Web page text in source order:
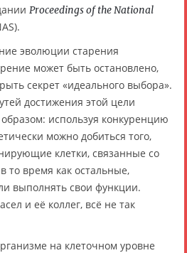
Proceedings of the National
эволюции старения
может быть остановлено,
секрет «идеального выбора».
достижения этой цели
используя конкуренцию
можно добиться того,
клетки, связанные со
то время как остальные,
выполнять свои функции.
и её коллег, всё не так
на клеточном уровне